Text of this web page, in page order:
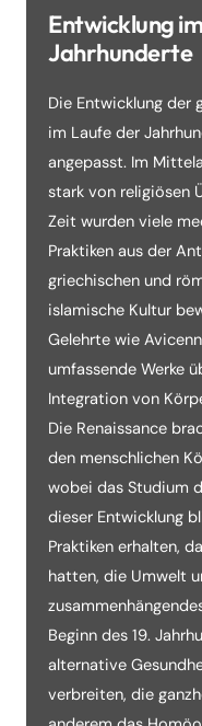
Entwicklung
Jahrhunderte
Die Entwicklung der
im Laufe der
angepasst. Im
stark von religiösen
Zeit wurden viele
Praktiken aus der
griechischen und
islamische Kultur
Gelehrte wie
umfassende Werke
Integration von
Die Renaissance
den menschlichen
wobei das Studium
dieser Entwicklung
Praktiken erhalten,
hatten, die Umwelt
Beginn des 19.
alternative
verbreiten, die